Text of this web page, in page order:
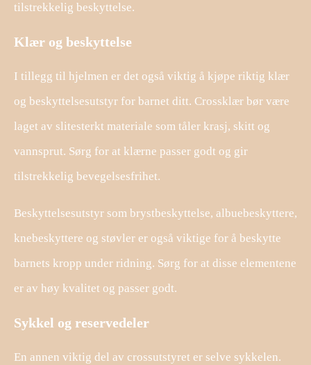
tilstrekkelig beskyttelse.
Klær og beskyttelse
I tillegg til hjelmen er det også viktig å kjøpe riktig klær
og beskyttelsesutstyr for barnet ditt. Crossklær bør være
laget av slitesterkt materiale som tåler krasj, skitt og
vannsprut. Sørg for at klærne passer godt og gir
tilstrekkelig bevegelsesfrihet.
Beskyttelsesutstyr som brystbeskyttelse, albuebeskyttere,
knebeskyttere og støvler er også viktige for å beskytte
barnets kropp under ridning. Sørg for at disse elementene
er av høy kvalitet og passer godt.
Sykkel og reservedeler
En annen viktig del av crossutstyret er selve sykkelen.